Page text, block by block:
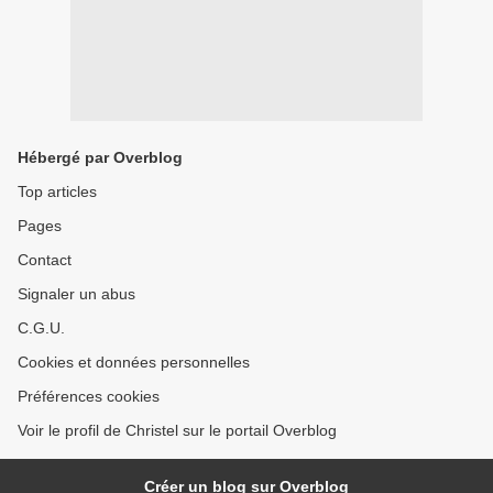
Hébergé par Overblog
Top articles
Pages
Contact
Signaler un abus
C.G.U.
Cookies et données personnelles
Préférences cookies
Voir le profil de Christel sur le portail Overblog
Créer un blog sur Overblog